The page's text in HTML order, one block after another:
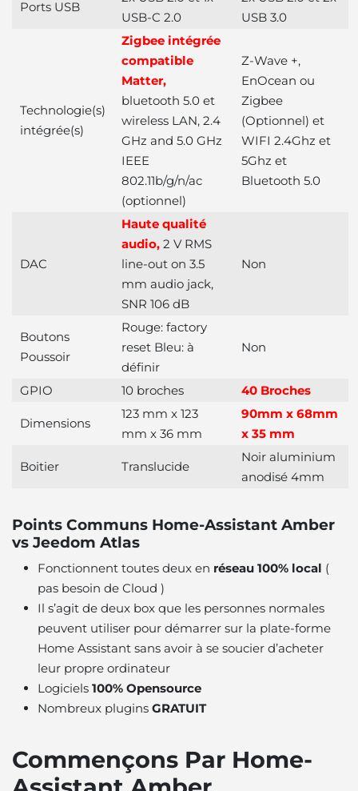
Ports USB
USB-C 2.0
USB 3.0
Technologie(s)
intégrée(s)
Zigbee intégrée
compatible
Matter,
bluetooth 5.0 et
wireless LAN, 2.4
GHz and 5.0 GHz
IEEE
802.11b/g/n/ac
(optionnel)
Z-Wave +,
EnOcean ou
Zigbee
(Optionnel) et
WIFI 2.4Ghz et
5Ghz et
Bluetooth 5.0
DAC
Haute qualité
audio, 2 V RMS
line-out on 3.5
mm audio jack,
SNR 106 dB
Non
Boutons
Poussoir
Rouge: factory
reset Bleu: à
définir
Non
GPIO 10 broches 40 Broches
Dimensions
123 mm x 123
mm x 36 mm
90mm x 68mm
x 35 mm
Boitier Translucide
Noir aluminium
anodisé 4mm
Points Communs Home-Assistant Amber
vs Jeedom Atlas
Fonctionnent toutes deux en réseau 100% local (
pas besoin de Cloud )
Il s’agit de deux box que les personnes normales
peuvent utiliser pour démarrer sur la plate-forme
Home Assistant sans avoir à se soucier d’acheter
leur propre ordinateur
Logiciels 100% Opensource
Nombreux plugins GRATUIT
Commençons Par Home-